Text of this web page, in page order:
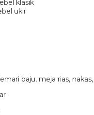
baju, meja rias,